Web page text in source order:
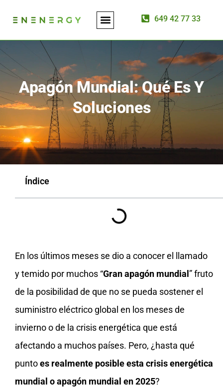
649 42 77 33
Apagón Mundial: Qué Es Y
Soluciones
Índice
En los últimos meses se dio a conocer el llamado
y temido por muchos “Gran apagón mundial ” fruto
de la posibilidad de que no se pueda sostener el
suministro eléctrico global en los meses de
invierno o de la crisis energética que está
afectando a muchos países. Pero, ¿hasta qué
puntoes realmente posible esta crisis energética
mundial o apagón mundial en 2025?